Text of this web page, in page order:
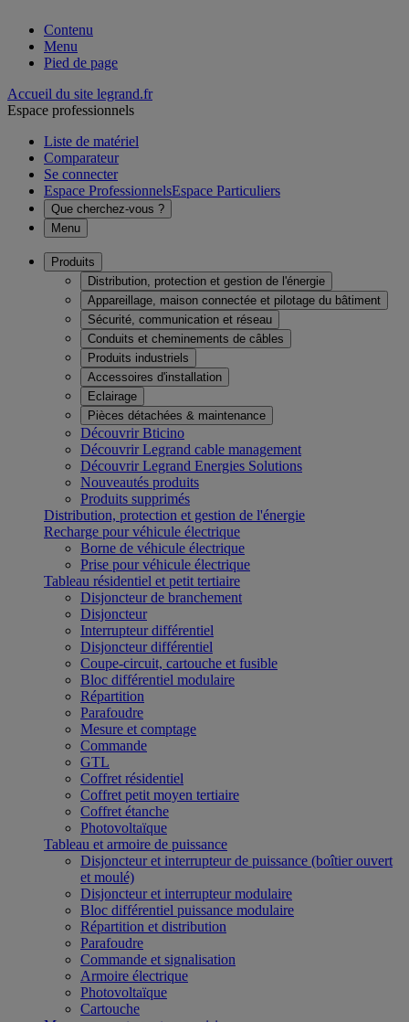
Contenu
Menu
Pied de page
Accueil du site legrand.fr
Espace professionnels
Liste de matériel
Comparateur
Se connecter
Espace ProfessionnelsEspace Particuliers
Que cherchez-vous ?
Menu
Produits
Distribution, protection et gestion de l'énergie
Appareillage, maison connectée et pilotage du bâtiment
Sécurité, communication et réseau
Conduits et cheminements de câbles
Produits industriels
Accessoires d'installation
Eclairage
Pièces détachées & maintenance
Découvrir Bticino
Découvrir Legrand cable management
Découvrir Legrand Energies Solutions
Nouveautés produits
Produits supprimés
Distribution, protection et gestion de l'énergie
Recharge pour véhicule électrique
Borne de véhicule électrique
Prise pour véhicule électrique
Tableau résidentiel et petit tertiaire
Disjoncteur de branchement
Disjoncteur
Interrupteur différentiel
Disjoncteur différentiel
Coupe-circuit, cartouche et fusible
Bloc différentiel modulaire
Répartition
Parafoudre
Mesure et comptage
Commande
GTL
Coffret résidentiel
Coffret petit moyen tertiaire
Coffret étanche
Photovoltaïque
Tableau et armoire de puissance
Disjoncteur et interrupteur de puissance (boîtier ouvert
et moulé)
Disjoncteur et interrupteur modulaire
Bloc différentiel puissance modulaire
Répartition et distribution
Parafoudre
Commande et signalisation
Armoire électrique
Photovoltaïque
Cartouche